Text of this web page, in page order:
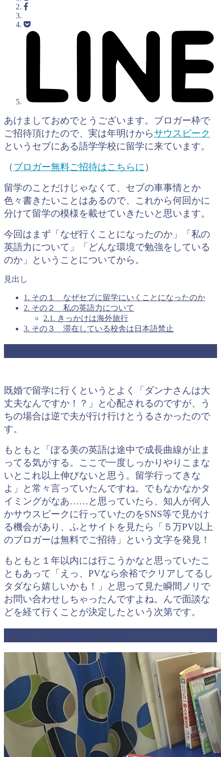
あけましておめでとうございます。ブロガー枠で
ご招待頂けたので、実は年明けからサウスピーク
というセブにある語学学校に留学に来ています。
（ブロガー無料ご招待はこちらに ）
留学のことだけじゃなくて、セブの車事情とか
色々書きたいことはあるので、これから何回かに
分けて留学の模様を載せていきたいと思います。
今回はまず「なぜ行くことになったのか」「私の
英語力について」「どんな環境で勉強をしている
のか」ということについてから。
見出し
1. その１ なぜセブに留学にいくことになったのか
2. その２ 私の英語力について
2.1. きっかけは海外旅行
3. その３ 滞在している校舎は日本語禁止
既婚で留学に行くというとよく「ダンナさんは大
丈夫なんですか！？」と心配されるのですが、う
ちの場合は逆で夫が行け行けとうるさかったので
す。
もともと「ぽる美の英語は途中で成長曲線が止ま
ってる気がする。ここで一度しっかりやりこまな
いとこれ以上伸びないと思う。留学行ってきな
よ」と常々言っていたんですね。でもなかなかタ
イミングがなあ……と思っていたら、知人が何人
かサウスピークに行っていたのをSNS等で見かけ
る機会があり、ふとサイトを見たら「５万PV以上
のブロガーは無料でご招待」という文字を発見！
もともと１年以内には行こうかなと思っていたこ
ともあって「えっ、PVなら余裕でクリアしてるし
タダなら嬉しいかも！」と思って見た瞬間ノリで
お問い合わせしちゃったんですよね。んで面談な
どを経て行くことが決定したという次第です。